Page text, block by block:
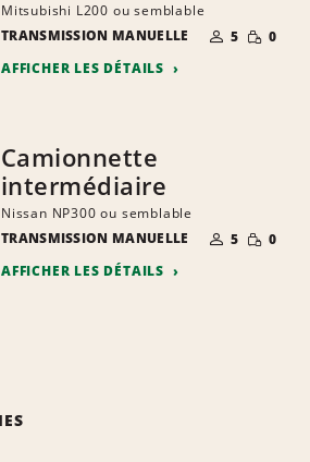
Mitsubishi L200 ou semblable
TRANSMISSION MANUELLE
NOMBRE DE
PERSONNES
5 RÉDUITE
0
AFFICHER LES DÉTAILS
Camionnette
intermédiaire
Nissan NP300 ou semblable
TRANSMISSION MANUELLE
NOMBRE DE
PERSONNES
5 RÉDUITE
0
AFFICHER LES DÉTAILS